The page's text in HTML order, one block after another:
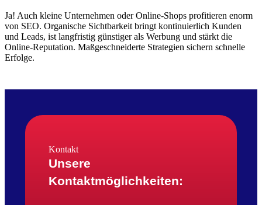
Ja! Auch kleine Unternehmen oder Online-Shops profitieren enorm
von SEO. Organische Sichtbarkeit bringt kontinuierlich Kunden
und Leads, ist langfristig günstiger als Werbung und stärkt die
Online-Reputation. Maßgeschneiderte Strategien sichern schnelle
Erfolge.
Kontakt
Unsere
Kontaktmöglichkeiten: